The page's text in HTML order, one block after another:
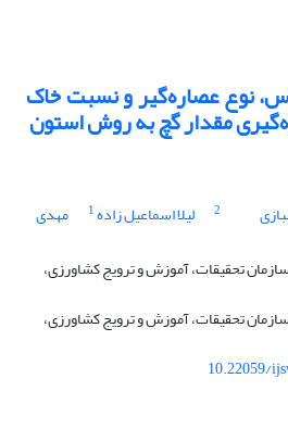
نوع عصاره‌گیر و نسبت خاک
مقدار گچ به روش استون
2 لیلا اسماعیل زاده1 مهدی
تحقیقات، آموزش و ترویج کشاورزی،
تحقیقات، آموزش و ترویج کشاورزی،
10.22059/